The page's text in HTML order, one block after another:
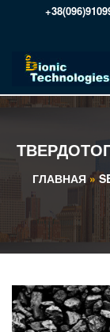
ГЛАВНАЯ»